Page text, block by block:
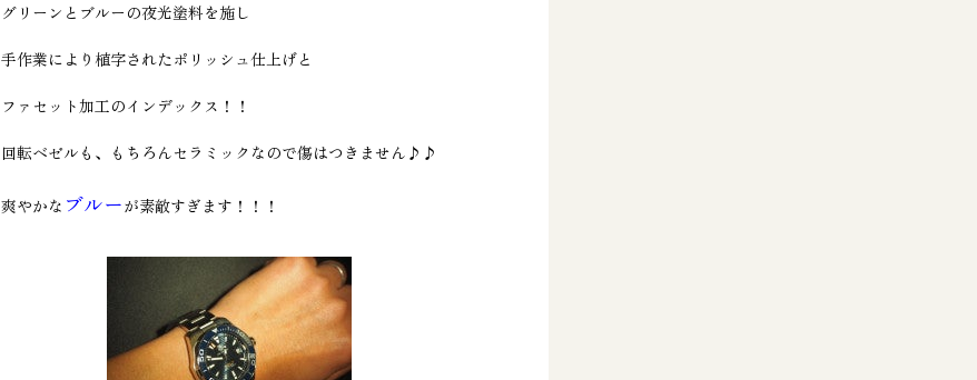
グリーンとブルーの夜光塗料を施し
手作業により植字されたポリッシュ仕上げと
ファセット加工のインデックス！！
回転ベゼルも、もちろんセラミックなので傷はつきません♪♪
爽やかな ブルーが素敵すぎます！！！